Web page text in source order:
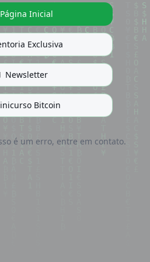
Página Inicial
Exclusiva
Newsletter
Bitcoin
é um erro, entre em contato.